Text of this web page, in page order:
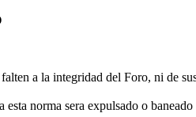
a la integridad del Foro, ni de
norma sera expulsado o